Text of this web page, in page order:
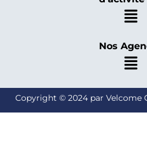
Nos
Copyright © 2024 par Velcome